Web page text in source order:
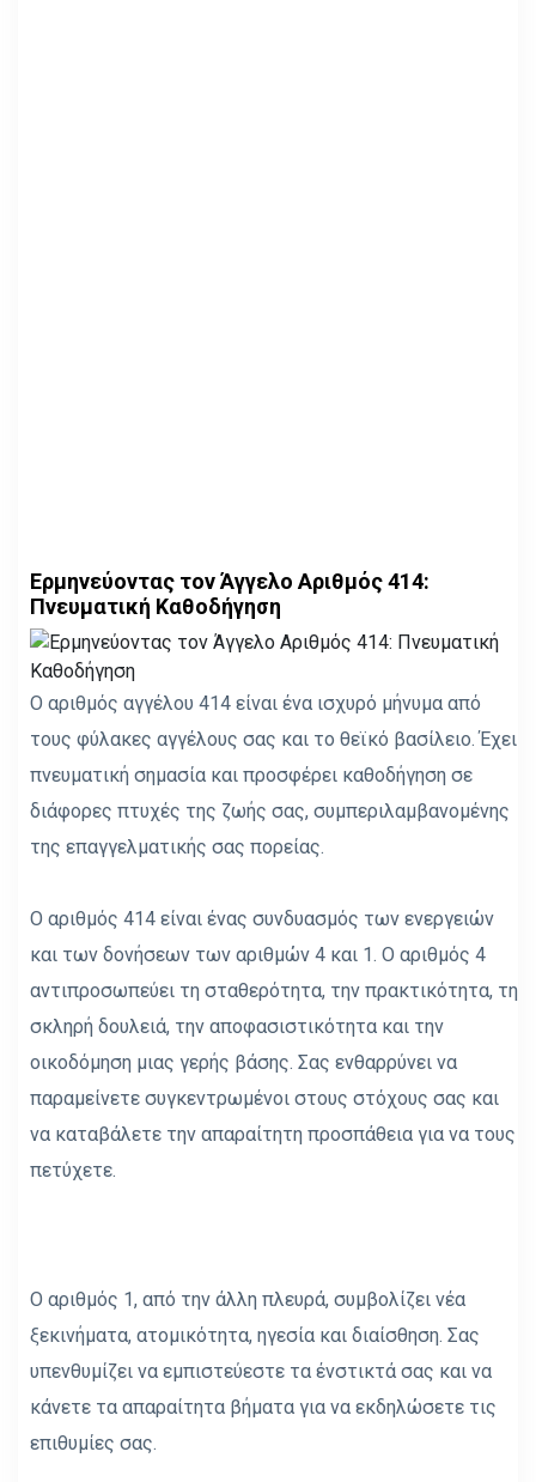
Ερμηνεύοντας τον Άγγελο Αριθμός 414:
Πνευματική Καθοδήγηση
Ο αριθμός αγγέλου 414 είναι ένα ισχυρό μήνυμα από
τους φύλακες αγγέλους σας και το θεϊκό βασίλειο. Έχει
πνευματική σημασία και προσφέρει καθοδήγηση σε
διάφορες πτυχές της ζωής σας, συμπεριλαμβανομένης
της επαγγελματικής σας πορείας.
Ο αριθμός 414 είναι ένας συνδυασμός των ενεργειών
και των δονήσεων των αριθμών 4 και 1. Ο αριθμός 4
αντιπροσωπεύει τη σταθερότητα, την πρακτικότητα, τη
σκληρή δουλειά, την αποφασιστικότητα και την
οικοδόμηση μιας γερής βάσης. Σας ενθαρρύνει να
παραμείνετε συγκεντρωμένοι στους στόχους σας και
να καταβάλετε την απαραίτητη προσπάθεια για να τους
πετύχετε.
Ο αριθμός 1, από την άλλη πλευρά, συμβολίζει νέα
ξεκινήματα, ατομικότητα, ηγεσία και διαίσθηση. Σας
υπενθυμίζει να εμπιστεύεστε τα ένστικτά σας και να
κάνετε τα απαραίτητα βήματα για να εκδηλώσετε τις
επιθυμίες σας.